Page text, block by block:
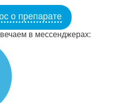
о препарате
в мессенджерах: